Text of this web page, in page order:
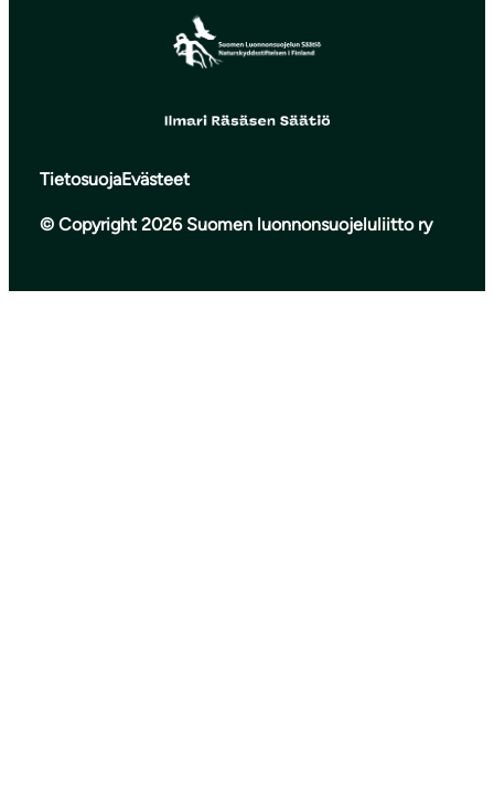
TietosuojaEvästeet
© Copyright 2026 Suomen luonnonsuojeluliitto ry